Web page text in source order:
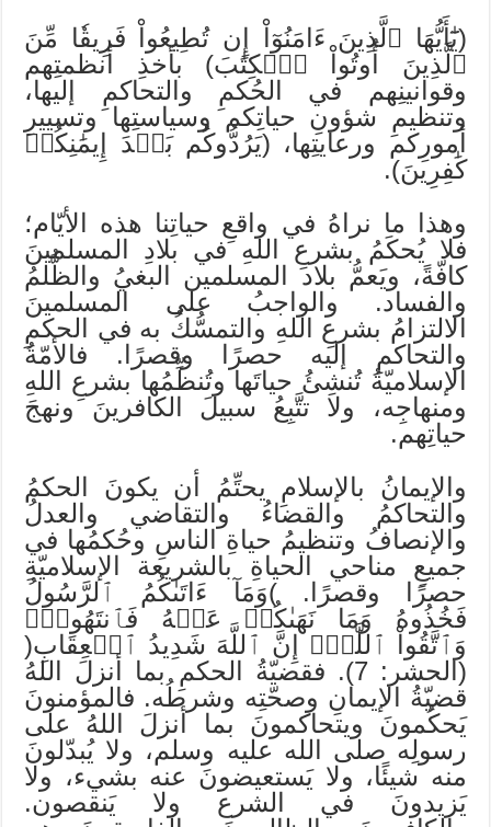
(يَٰٓأَيُّهَا ٱلَّذِينَ ءَامَنُوٓاْ إِن تُطِيعُواْ فَرِيقٗا مِّنَ
ٱلَّذِينَ أُوتُواْ ٱلۡكِتَٰبَ) بأخذِ أنظمتِهم
وقوانينِهم في الحُكمِ والتحاكمِ إليها،
وتنظيمِ شؤونِ حياتِكم وسياستِها وتسييرِ
أمورِكم ورعايتِها، (يَرُدُّوكُم بَعۡدَ إِيمَٰنِكُمۡ
كَٰفِرِينَ).
وهذا ما نراهُ في واقعِ حياتِنا هذه الأيّام؛
فلا يُحكَمُ بشرعِ اللهِ في بلادِ المسلمينَ
كافّةً، ويَعمُّ بلاد المسلمين البغيُ والظُّلمُ
والفساد. والواجبُ على المسلمينَ
الالتزامُ بشرعِ اللهِ والتمسُّكُ به في الحكمِ
والتحاكمِ إليه حصرًا وقصرًا. فالأمّةُ
الإسلاميّةُ تُنشِئُ حياتَها وتُنظِّمُها بشرعِ اللهِ
ومنهاجِه، ولا تتَّبِعُ سبيلَ الكافرينَ ونهجَ
حياتِهم.
والإيمانُ بالإسلامِ يحتِّمُ أن يكونَ الحكمُ
والتحاكمُ والقضاءُ والتقاضي والعدلُ
والإنصافُ وتنظيمُ حياةِ الناسِ وحُكمُها في
جميعِ مناحي الحياةِ بالشريعة الإسلاميّةِ
حصرًا وقصرًا. )وَمَآ ءَاتَىٰكُمُ ٱلرَّسُولُ
فَخُذُوهُ وَمَا نَهَىٰكُمۡ عَنۡهُ فَٱنتَهُواْۚ
وَٱتَّقُواْ ٱللَّهَۖ إِنَّ ٱللَّهَ شَدِيدُ ٱلۡعِقَابِ(
(الحشر: 7). فقضيّةُ الحكمِ بما أنزلَ اللهُ
قضيّةُ الإيمانِ وصحّتِه وشرطُه. فالمؤمنونَ
يَحكُمونَ ويتحاكمونَ بما أنزلَ اللهُ على
رسولِه صلى الله عليه وسلم، ولا يُبدّلونَ
منه شيئًا، ولا يَستعيضونَ عنه بشيء، ولا
يَزيدونَ في الشرع ولا يَنقصون.